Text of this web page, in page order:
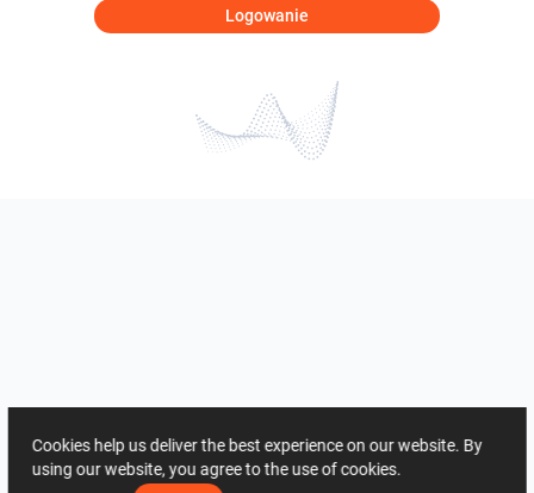
Logowanie
Cookies help us deliver the best experience on our website. By
using our website, you agree to the use of cookies.